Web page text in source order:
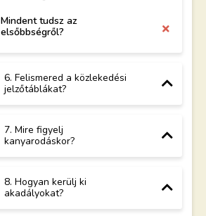
Mindent tudsz az
elsőbbségről?
6. Felismered a közlekedési
jelzőtáblákat?
7. Mire figyelj
kanyarodáskor?
8. Hogyan kerülj ki
akadályokat?